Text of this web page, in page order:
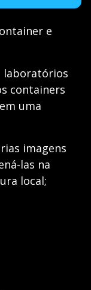
e
laboratórios
containers
uma
imagens
las na
local;